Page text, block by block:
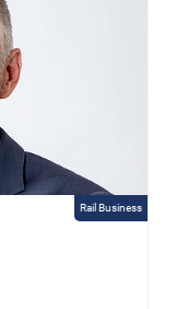
Rail Business